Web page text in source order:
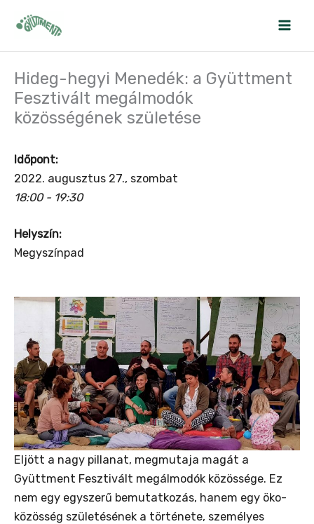
Hideg-hegyi Menedék: a Gyüttment
Fesztivált megálmodók
közösségének születése
Időpont:
2022. augusztus 27., szombat
18:00 - 19:30
Helyszín:
Megyszínpad
Eljött a nagy pillanat, megmutaja magát a
Gyüttment Fesztivált megálmodók közössége. Ez
nem egy egyszerű bemutatkozás, hanem egy öko-
közösség születésének a története, személyes